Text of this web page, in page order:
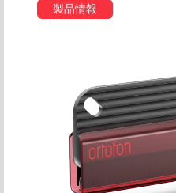
製品情報